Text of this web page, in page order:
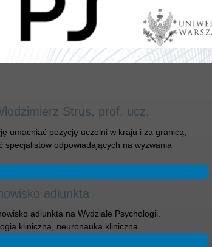
Strus, prof. ucz.
umacniać pozycję uczelni w kraju i za granicą,
specjalistów odpowiadających na wyzwania
adiunkta
adiunkta na Wydziale Psychologii.
kliniczna, neuronauka kliniczna